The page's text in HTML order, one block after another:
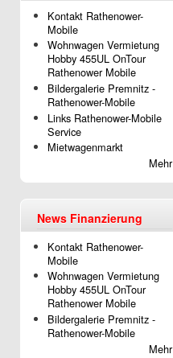
Kontakt Rathenower-
Mobile
Wohnwagen Vermietung
Hobby 455UL OnTour
Rathenower Mobile
Bildergalerie Premnitz -
Rathenower-Mobile
Links Rathenower-Mobile
Service
Mietwagenmarkt
Mehr
News Finanzierung
Kontakt Rathenower-
Mobile
Wohnwagen Vermietung
Hobby 455UL OnTour
Rathenower Mobile
Bildergalerie Premnitz -
Rathenower-Mobile
Mehr